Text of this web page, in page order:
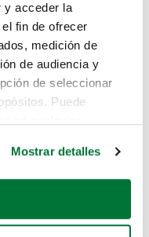
y acceder la
fin de ofrecer
medición de
de audiencia y
de seleccionar
Puede
ubicación geográfica
Mostrar detalles
como
aquí.
que estás